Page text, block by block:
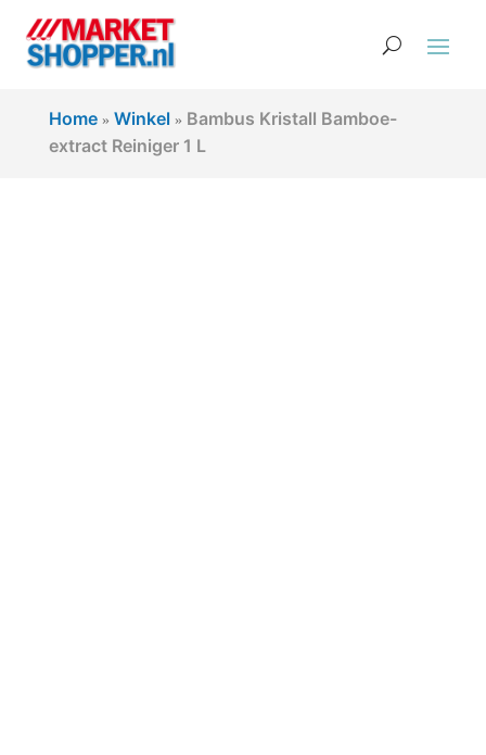
Home» Winkel » Bambus Kristall Bamboe-
extract Reiniger 1 L